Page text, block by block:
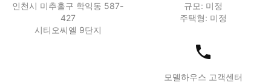
인천시 미추홀구 학익동 587-
427
시티오씨엘 9단지
규모: 미정
주택형: 미정
모델하우스 고객센터